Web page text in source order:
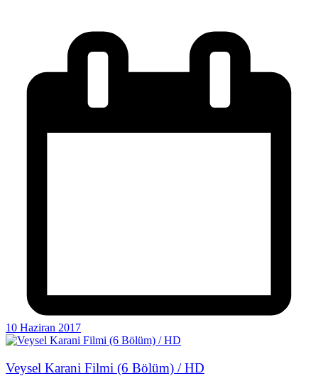
10 Haziran 2017
Veysel Karani Filmi (6 Bölüm) / HD